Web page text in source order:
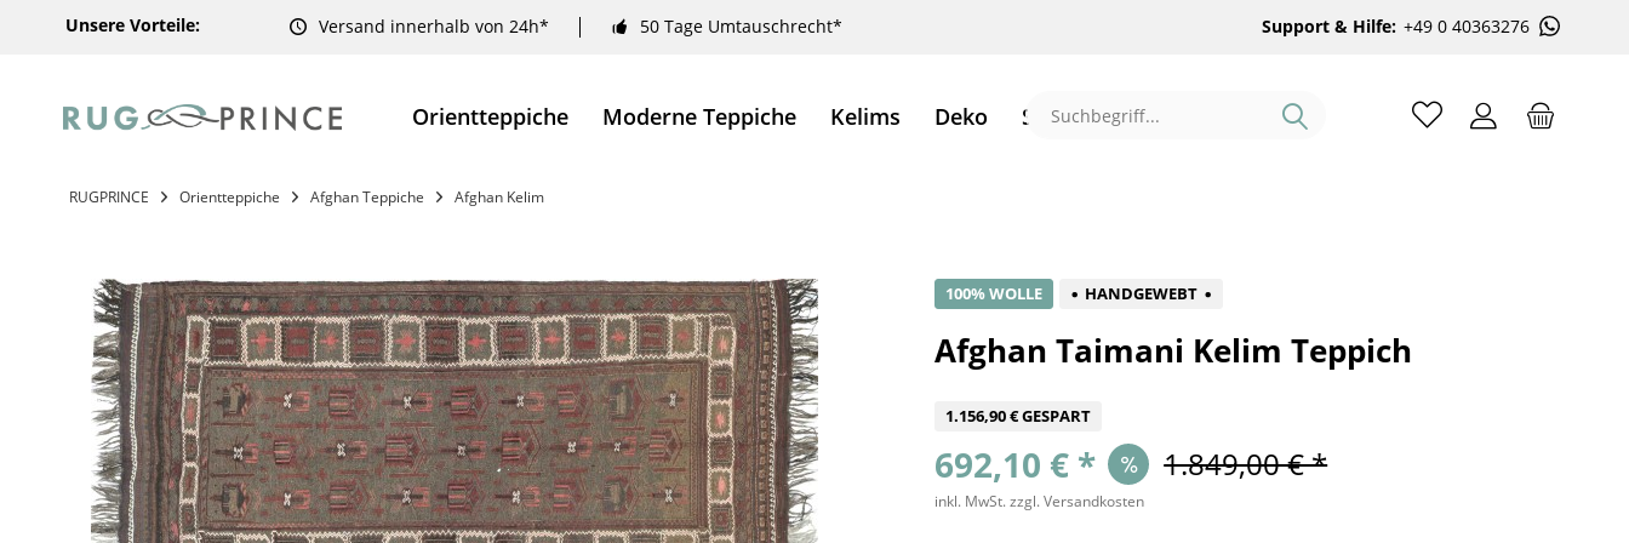
Unsere Vorteile: Versand innerhalb von 24h* 50 Tage Umtauschrecht* Support & Hilfe: +49 0 40363276
Orientteppiche Moderne Teppiche Kelims Deko Sale %
RUGPRINCE Orientteppiche Afghan Teppiche Afghan Kelim
100% WOLLE HANDGEWEBT
Afghan Taimani Kelim Teppich
1.156,90 € GESPART
692,10 € * 1.849,00 € *
inkl. MwSt.zzgl. Versandkosten